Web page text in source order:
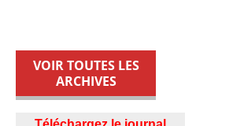
VOIR TOUTES LES
ARCHIVES